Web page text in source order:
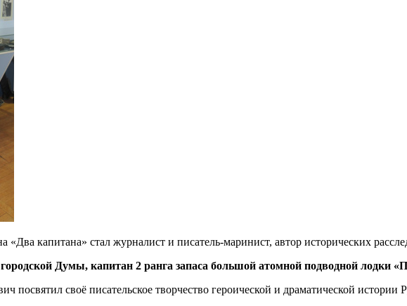
«Два капитана» стал журналист и писатель-маринист, автор исторических
Думы, капитан 2 ранга запаса большой атомной подводной лодки
своё писательское творчество героической и драматической истории